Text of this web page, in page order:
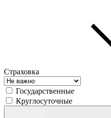
Страховка
Государственные
Круглосуточные